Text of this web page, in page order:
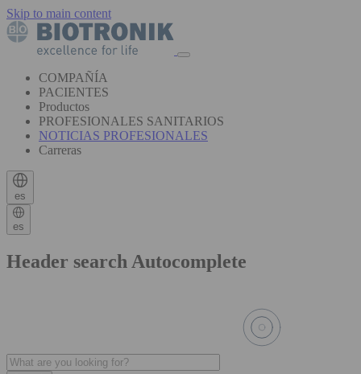
Skip to main content
COMPAÑÍA
PACIENTES
Productos
PROFESIONALES SANITARIOS
NOTICIAS PROFESIONALES
Carreras
es
es
Header search Autocomplete